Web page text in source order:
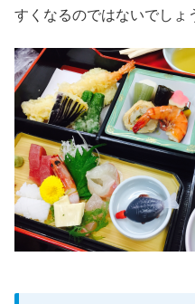
すくなるのではないでしょ